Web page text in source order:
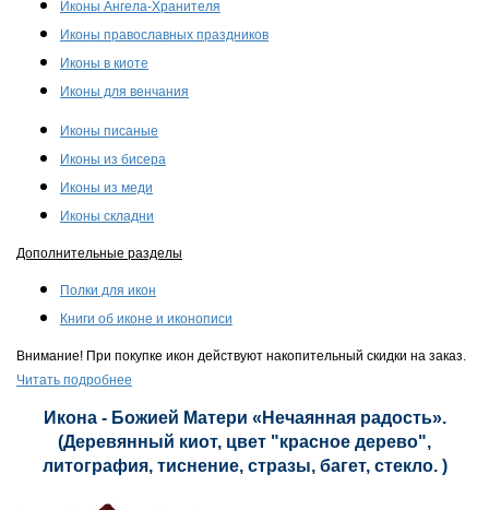
Иконы Ангела-Хранителя
Иконы православных праздников
Иконы в киоте
Иконы для венчания
Иконы писаные
Иконы из бисера
Иконы из меди
Иконы складни
Дополнительные разделы
Полки для икон
Книги об иконе и иконописи
Внимание! При покупке икон действуют накопительный скидки на заказ.
Читать подробнее
Икона - Божией Матери «Нечаянная радость».
(Деревянный киот, цвет "красное дерево",
литография, тиснение, стразы, багет, стекло. )